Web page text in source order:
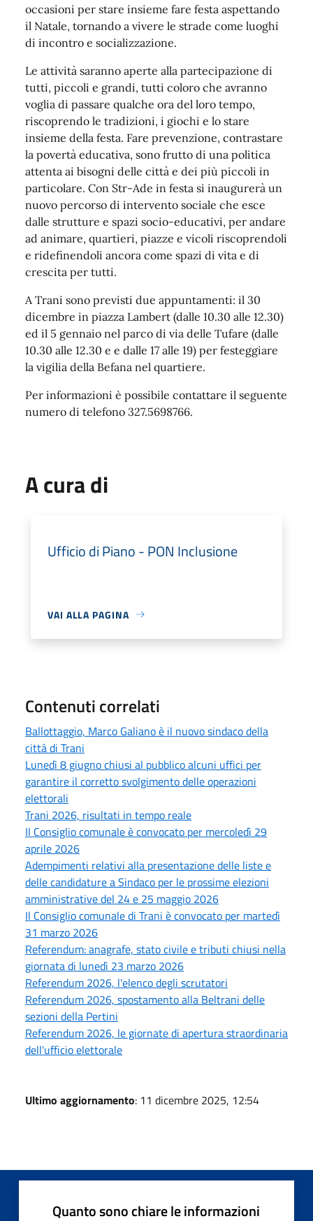
occasioni per stare insieme fare festa aspettando
il Natale, tornando a vivere le strade come luoghi
di incontro e socializzazione.
Le attività saranno aperte alla partecipazione di
tutti, piccoli e grandi, tutti coloro che avranno
voglia di passare qualche ora del loro tempo,
riscoprendo le tradizioni, i giochi e lo stare
insieme della festa. Fare prevenzione, contrastare
la povertà educativa, sono frutto di una politica
attenta ai bisogni delle città e dei più piccoli in
particolare. Con Str-Ade in festa si inaugurerà un
nuovo percorso di intervento sociale che esce
dalle strutture e spazi socio-educativi, per andare
ad animare, quartieri, piazze e vicoli riscoprendoli
e ridefinendoli ancora come spazi di vita e di
crescita per tutti.
A Trani sono previsti due appuntamenti: il 30
dicembre in piazza Lambert (dalle 10.30 alle 12.30)
ed il 5 gennaio nel parco di via delle Tufare (dalle
10.30 alle 12.30 e e dalle 17 alle 19) per festeggiare
la vigilia della Befana nel quartiere.
Per informazioni è possibile contattare il seguente
numero di telefono 327.5698766.
A cura di
Ufficio di Piano - PON Inclusione
VAI ALLA PAGINA
Contenuti correlati
Ballottaggio, Marco Galiano è il nuovo sindaco della
città di Trani
Lunedì 8 giugno chiusi al pubblico alcuni uffici per
garantire il corretto svolgimento delle operazioni
elettorali
Trani 2026, risultati in tempo reale
Il Consiglio comunale è convocato per mercoledì 29
aprile 2026
Adempimenti relativi alla presentazione delle liste e
delle candidature a Sindaco per le prossime elezioni
amministrative del 24 e 25 maggio 2026
Il Consiglio comunale di Trani è convocato per martedì
31 marzo 2026
Referendum: anagrafe, stato civile e tributi chiusi nella
giornata di lunedì 23 marzo 2026
Referendum 2026, l'elenco degli scrutatori
Referendum 2026, spostamento alla Beltrani delle
sezioni della Pertini
Referendum 2026, le giornate di apertura straordinaria
dell'ufficio elettorale
Ultimo aggiornamento: 11 dicembre 2025, 12:54
Quanto sono chiare le informazioni